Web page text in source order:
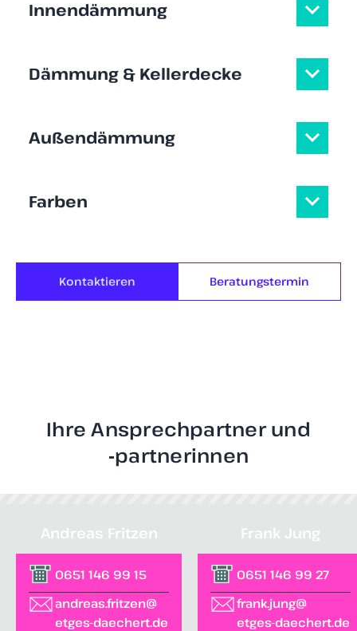
Innendämmung
Dämmung & Kellerdecke
Außendämmung
Farben
Kontaktieren Beratungstermin
Ihre Ansprechpartner und
‑partnerinnen
Andreas Fritzen
0651 146 99 15
andreas.fritzen@
etges-daechert.de
Frank Jung
0651 146 99 27
frank.jung@
etges-daechert.de